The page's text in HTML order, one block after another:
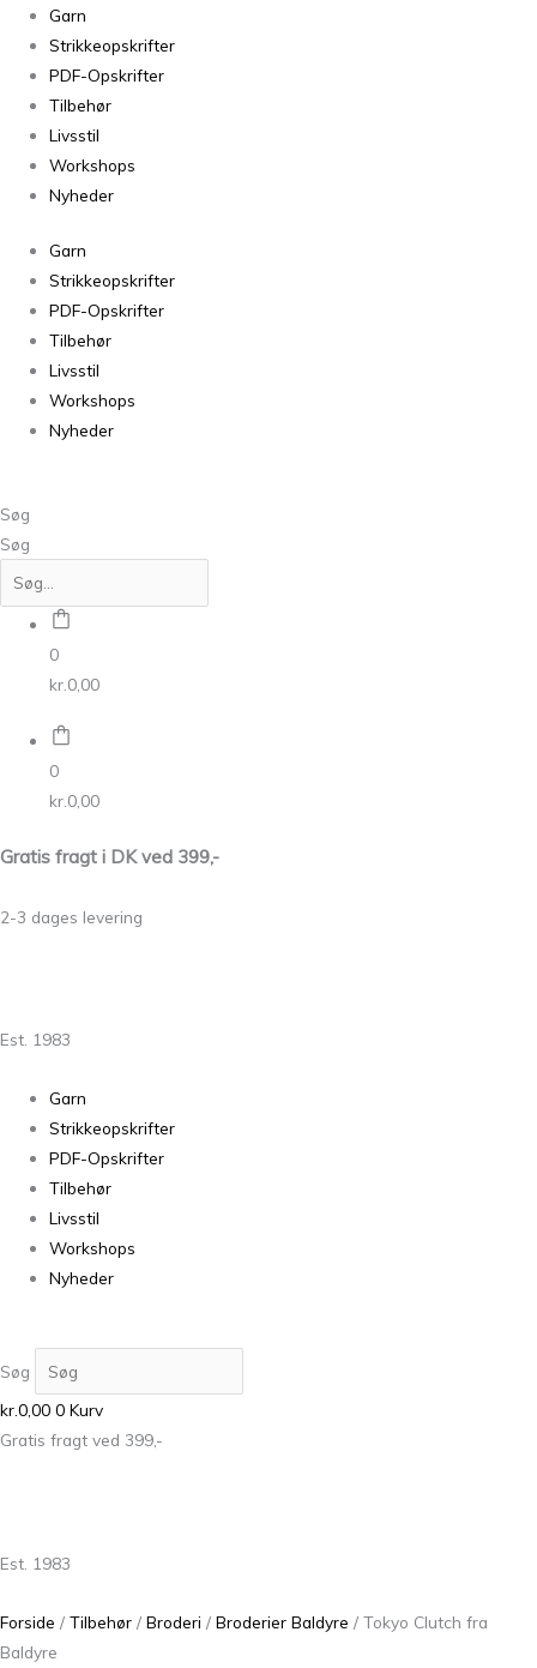
Garn
Strikkeopskrifter
PDF-Opskrifter
Tilbehør
Livsstil
Workshops
Nyheder
Garn
Strikkeopskrifter
PDF-Opskrifter
Tilbehør
Livsstil
Workshops
Nyheder
Søg
Søg
0
kr. 0,00
0
kr. 0,00
Gratis fragt i DK ved 399,-
2-3 dages levering
Est. 1983
Garn
Strikkeopskrifter
PDF-Opskrifter
Tilbehør
Livsstil
Workshops
Nyheder
Søg
kr.0,00 0 Kurv
Gratis fragt ved 399,-
Est. 1983
Forside / Tilbehør / Broderi / Broderier Baldyre / Tokyo Clutch fra
Baldyre
Tokyo
Clutch
Baldyre
antal